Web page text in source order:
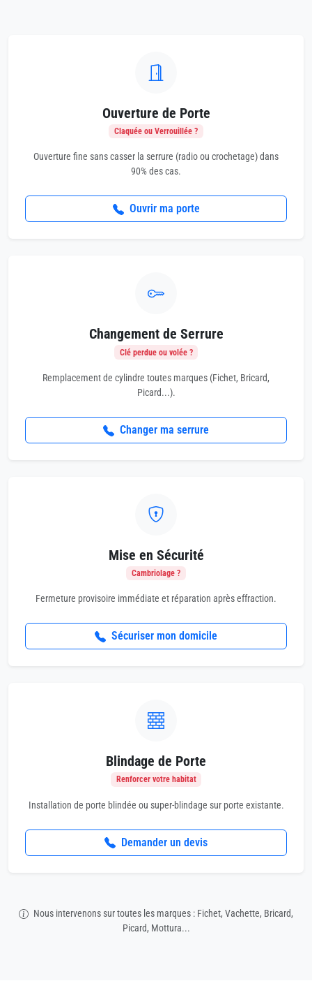
Ouverture de Porte
Claquée ou Verrouillée ?
Ouverture fine sans casser la serrure (radio ou crochetage) dans
90% des cas.
Ouvrir ma porte
Changement de Serrure
Clé perdue ou volée ?
Remplacement de cylindre toutes marques (Fichet, Bricard,
Picard...).
Changer ma serrure
Mise en Sécurité
Cambriolage ?
Fermeture provisoire immédiate et réparation après effraction.
Sécuriser mon domicile
Blindage de Porte
Renforcer votre habitat
Installation de porte blindée ou super-blindage sur porte existante.
Demander un devis
Nous intervenons sur toutes les marques : Fichet, Vachette, Bricard,
Picard, Mottura...